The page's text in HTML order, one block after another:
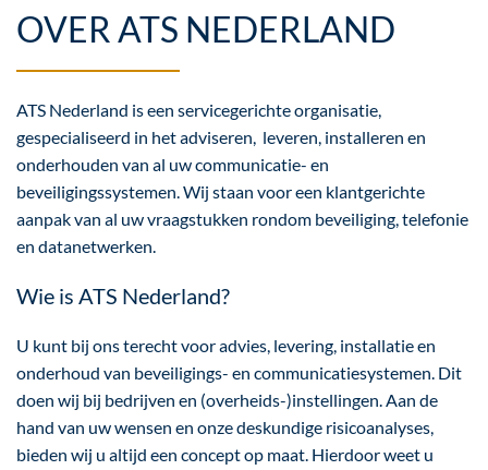
OVER ATS NEDERLAND
ATS Nederland is een servicegerichte organisatie,
gespecialiseerd in het adviseren, leveren, installeren en
onderhouden van al uw communicatie- en
beveiligingssystemen. Wij staan voor een klantgerichte
aanpak van al uw vraagstukken rondom beveiliging, telefonie
en datanetwerken.
Wie is ATS Nederland?
U kunt bij ons terecht voor advies, levering, installatie en
onderhoud van beveiligings- en communicatiesystemen. Dit
doen wij bij bedrijven en (overheids-)instellingen. Aan de
hand van uw wensen en onze deskundige risicoanalyses,
bieden wij u altijd een concept op maat. Hierdoor weet u